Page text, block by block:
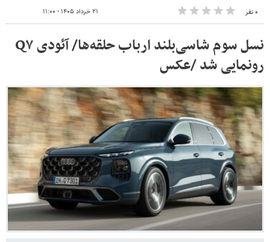
۰ نفر ۲۱ خرداد ۱۴۰۵ - ۱۱:۰۰
نسل سوم شاسی‌بلند ارباب حلقه‌ها/ آئودی Q۷
رونمایی شد /عکس